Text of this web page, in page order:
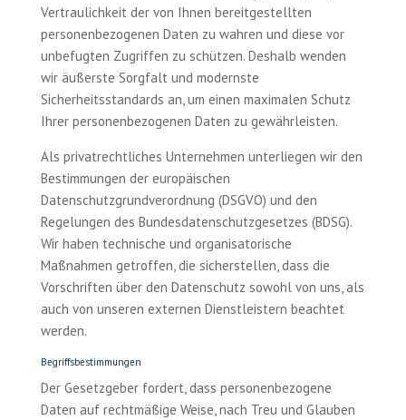
Vertraulichkeit der von Ihnen bereitgestellten
personenbezogenen Daten zu wahren und diese vor
unbefugten Zugriffen zu schützen. Deshalb wenden
wir äußerste Sorgfalt und modernste
Sicherheitsstandards an, um einen maximalen Schutz
Ihrer personenbezogenen Daten zu gewährleisten.
Als privatrechtliches Unternehmen unterliegen wir den
Bestimmungen der europäischen
Datenschutzgrundverordnung (DSGVO) und den
Regelungen des Bundesdatenschutzgesetzes (BDSG).
Wir haben technische und organisatorische
Maßnahmen getroffen, die sicherstellen, dass die
Vorschriften über den Datenschutz sowohl von uns, als
auch von unseren externen Dienstleistern beachtet
werden.
Begriffsbestimmungen
Der Gesetzgeber fordert, dass personenbezogene
Daten auf rechtmäßige Weise, nach Treu und Glauben